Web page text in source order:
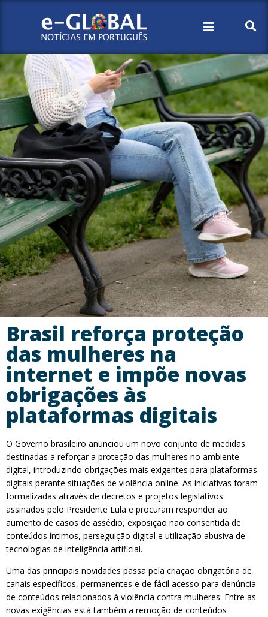
Brasil reforça proteção
das mulheres na
internet e impõe novas
obrigações às
plataformas digitais
O Governo brasileiro anunciou um novo conjunto de medidas
destinadas a reforçar a proteção das mulheres no ambiente
digital, introduzindo obrigações mais exigentes para plataformas
digitais perante situações de violência online. As iniciativas foram
formalizadas através de decretos e projetos legislativos
assinados pelo Presidente Lula e procuram responder ao
aumento de casos de assédio, exposição não consentida de
conteúdos íntimos, perseguição digital e utilização abusiva de
tecnologias de inteligência artificial.
Uma das principais novidades passa pela criação obrigatória de
canais específicos, permanentes e de fácil acesso para denúncia
de conteúdos relacionados à violência contra mulheres. Entre as
novas exigências está também a remoção de conteúdos